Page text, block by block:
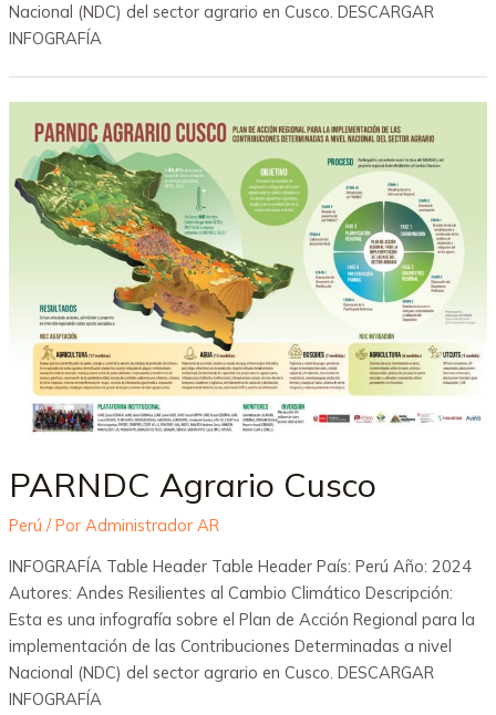
Nacional (NDC) del sector agrario en Cusco. DESCARGAR
INFOGRAFÍA
PARNDC Agrario Cusco
Perú / Por Administrador AR
INFOGRAFÍA Table Header Table Header País: Perú Año: 2024
Autores: Andes Resilientes al Cambio Climático Descripción:
Esta es una infografía sobre el Plan de Acción Regional para la
implementación de las Contribuciones Determinadas a nivel
Nacional (NDC) del sector agrario en Cusco. DESCARGAR
INFOGRAFÍA